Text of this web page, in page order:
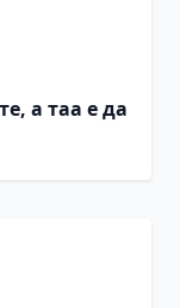
а таа е да